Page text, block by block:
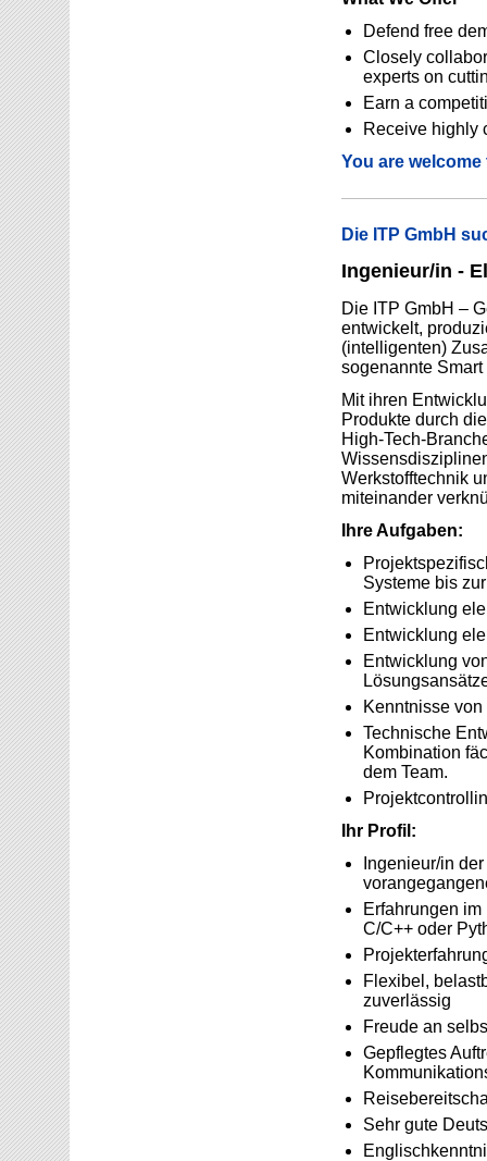
Defend free
Closely
experts on
Earn a
Receive highly
You are
Die ITP GmbH
Ingenieur/in -
Die ITP GmbH –
entwickelt,
(intelligenten)
sogenannte Smart
Mit ihren
Produkte durch
High-Tech-
Werkstofftechnik
miteinander
Ihre Aufgaben:
Systeme bis
Entwicklung
Entwicklung
Entwicklung
Kenntnisse
Technische
Kombination
dem Team.
Ihr Profil:
Ingenieur/in
Erfahrungen
C/C++ oder
Flexibel,
zuverlässig
Freude an
Gepflegtes
Sehr gute